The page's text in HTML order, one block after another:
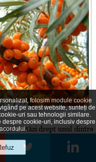
astăzi drept unul dintre
ce alimente aduc noroc în
folosim module cookie
pe acest website, sunteți de
uri sau tehnologii similare.
despre cookie-uri, inclusiv despre